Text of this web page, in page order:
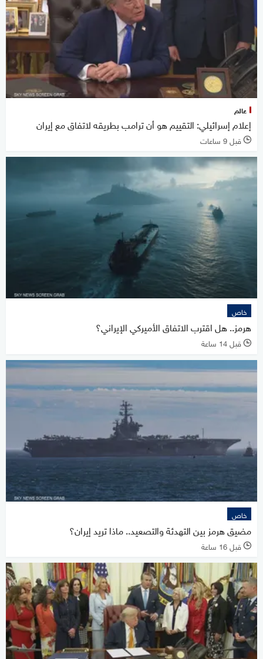
عالم
إعلام إسرائيلي: التقييم هو أن ترامب بطريقه لاتفاق مع إيران
l قبل 9 ساعات
خاص
هرمز.. هل اقترب الاتفاق الأميركي الإيراني؟
l قبل 14 ساعة
خاص
مضيق هرمز بين التهدئة والتصعيد.. ماذا تريد إيران؟
l قبل 16 ساعة